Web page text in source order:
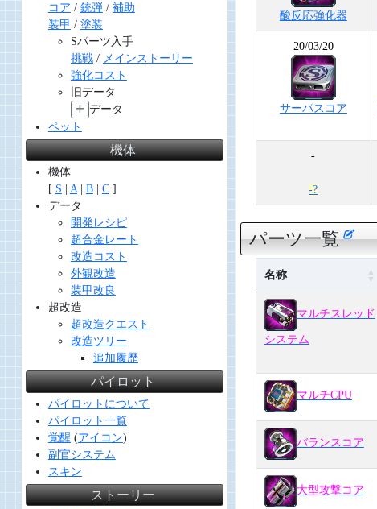
酸反応強化器
20/03/20
サーパスコア
-
-?
パーツ一覧
名称
マルチスレッド
システム
マルチCPU
バランスコア
大型攻撃コア
コア / 銃弾/ 補助
装甲 / 塗装
Sパーツ入手
挑戦/ メインストーリー
強化コスト
旧データ
データ
ペット
機体
機体
[ S A| B| C]
データ
開発レシピ
超合金レート
改造コスト
外観改造
装甲改良
超改造
超改造クエスト
改造ツリー
追加履歴
パイロット
パイロットについて
パイロット一覧
覚醒 (アイコン)
副官システム
スキン
ストーリー